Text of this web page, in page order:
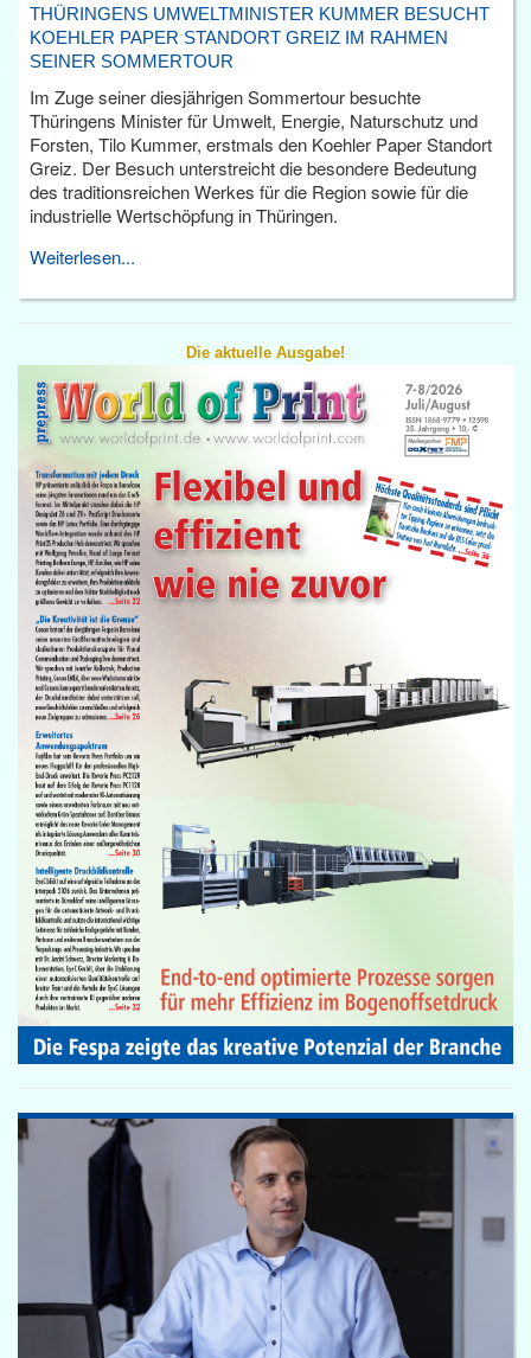
THÜRINGENS UMWELTMINISTER KUMMER BESUCHT
KOEHLER PAPER STANDORT GREIZ IM RAHMEN
SEINER SOMMERTOUR
Im Zuge seiner diesjährigen Sommertour besuchte
Thüringens Minister für Umwelt, Energie, Naturschutz und
Forsten, Tilo Kummer, erstmals den Koehler Paper Standort
Greiz. Der Besuch unterstreicht die besondere Bedeutung
des traditionsreichen Werkes für die Region sowie für die
industrielle Wertschöpfung in Thüringen.
Weiterlesen...
Die aktuelle Ausgabe!